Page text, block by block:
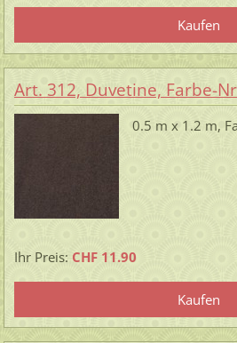
Art. 312, Duvetine, Farbe-
0.5 m x 1.2 m,
Ihr Preis: CHF 11.90